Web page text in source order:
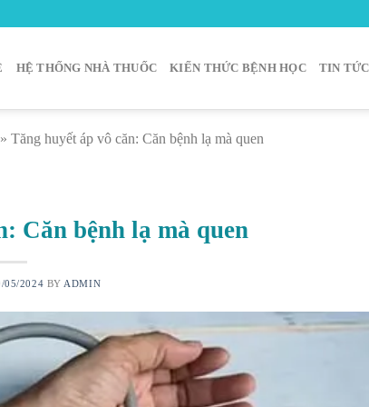
HỆ THỐNG NHÀ THUỐC KIẾN THỨC BỆNH HỌC TIN TỨC
» Tăng huyết áp vô căn: Căn bệnh lạ mà quen
Căn bệnh lạ mà quen
05/2024 BY ADMIN